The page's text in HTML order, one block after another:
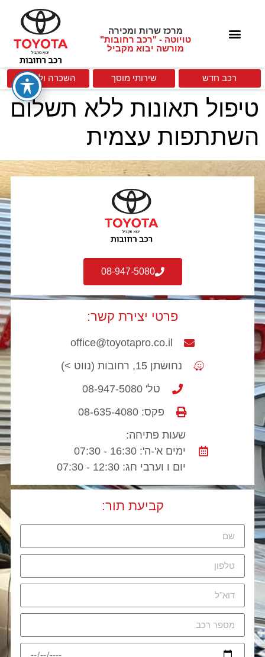
מרכז שרות ומכירה
טויוטה - "רכב רחובות"
מורשה יבוא מקביל
השכרה וליסינג שירותי מוסך רכב חדש
טיפול תאונות ללא תשלום
השתתפות עצמית
08-947-5080
פרטי יצירת קשר:
office@toyotapro.co.il
נחושתן 15, רחובות (נווט >)
טל' 08-947-5080
פקס: 08-635-4080
שעות פתיחה:
ימים א'-ה': 16:30 - 07:30
יום ו וערבי חג: 12:30 - 07:30
קביעת תור: